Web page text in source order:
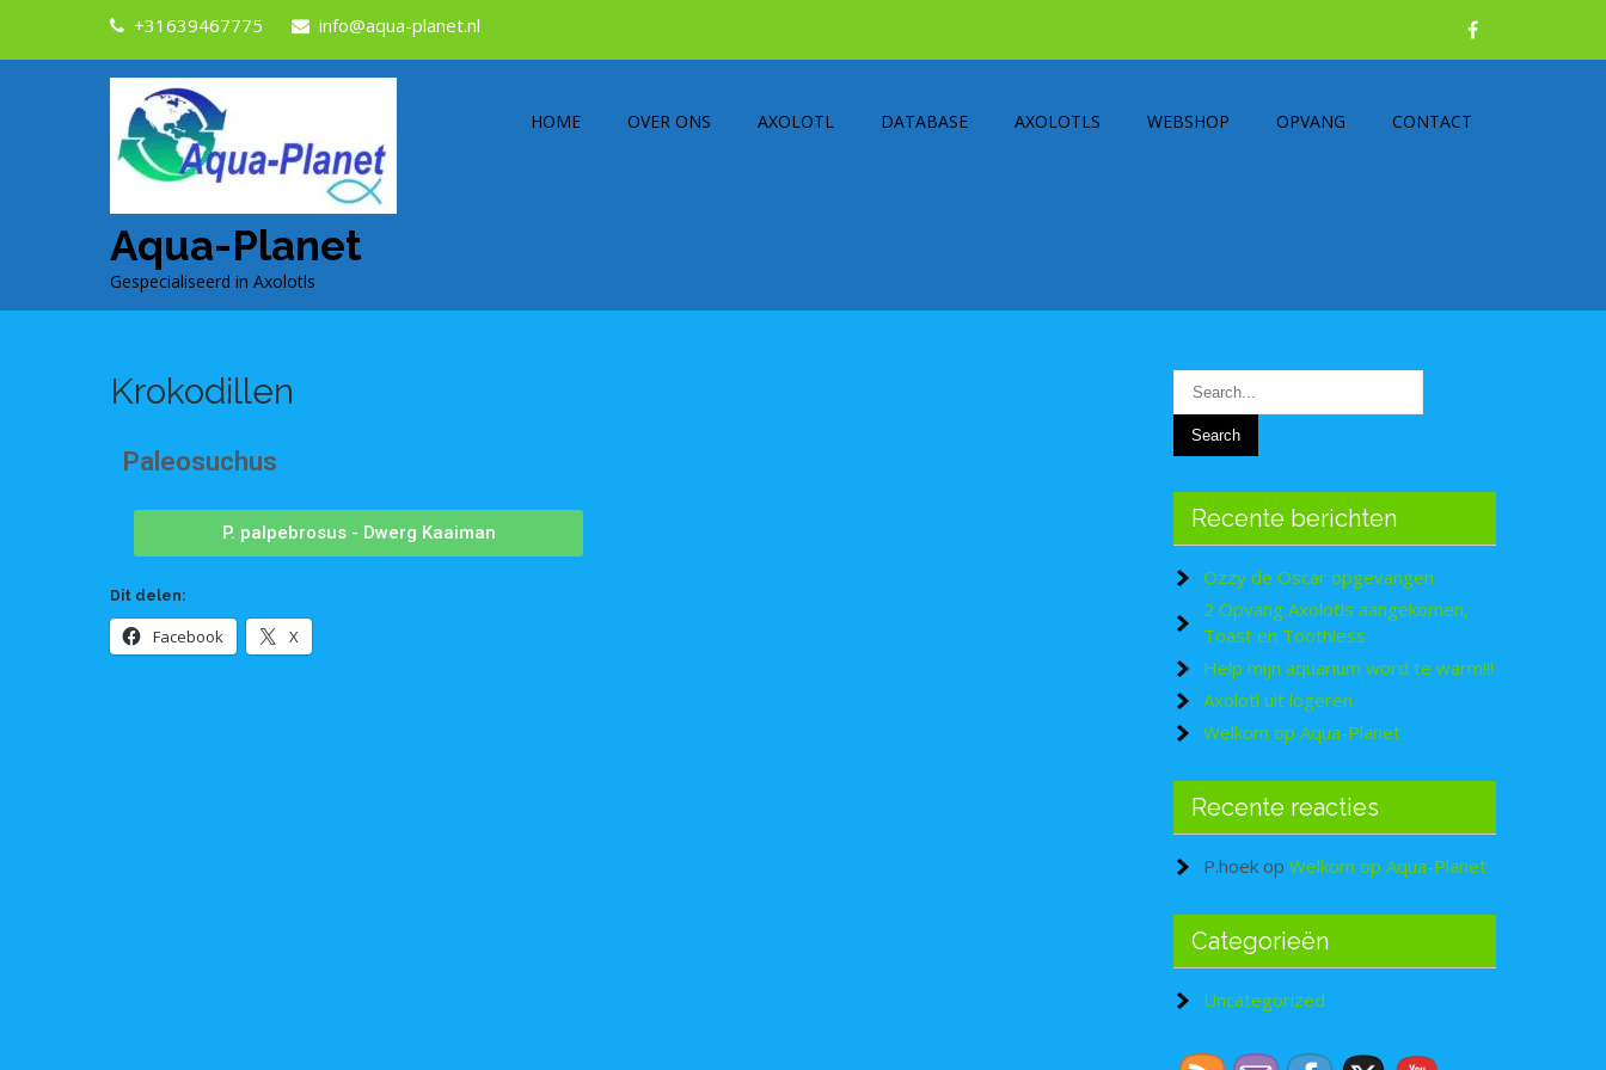
+31639467775 info@aqua-planet.nl
Aqua-Planet
Gespecialiseerd in Axolotls
HOME OVER ONS AXOLOTL DATABASE AXOLOTLS WEBSHOP OPVANG CONTACT
Krokodillen
Paleosuchus
P. palpebrosus - Dwerg Kaaiman
Dit delen:
Facebook X
Recente berichten
Ozzy de Oscar opgevangen
2 Opvang Axolotls aangekomen,
Toast en Toothless
Help mijn aquarium word te warm!!!
Axolotl uit logeren
Welkom op Aqua-Planet
Recente reacties
P.hoek op Welkom op Aqua-Planet
Categorieën
Uncategorized